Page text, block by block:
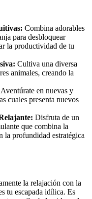
Combina adorables
para desbloquear
la productividad de tu
Cultiva una diversa
animales, creando la
Aventúrate en nuevas y
cuales presenta nuevos
Disfruta de un
que combina la
la profundidad estratégica
la relajación con la
tu escapada idílica. Es